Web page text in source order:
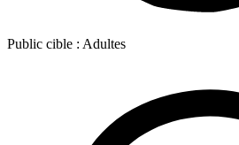
Public cible : Adultes